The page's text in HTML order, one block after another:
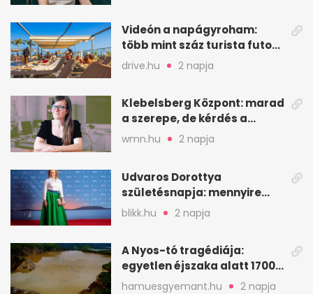
Videón a napágyroham:
több mint száz turista futott
a helyekért Tenerifén
drive.hu 2 napja
Klebelsberg Központ: marad
a szerepe, de kérdés a
hitelessége
wmn.hu 2 napja
Udvaros Dorottya
születésnapja: mennyire
ismered a filmszerepeit?
blikk.hu 2 napja
A Nyos-tó tragédiája:
egyetlen éjszaka alatt 1700
ember halt meg
hamuesgyemant.hu 2 napja